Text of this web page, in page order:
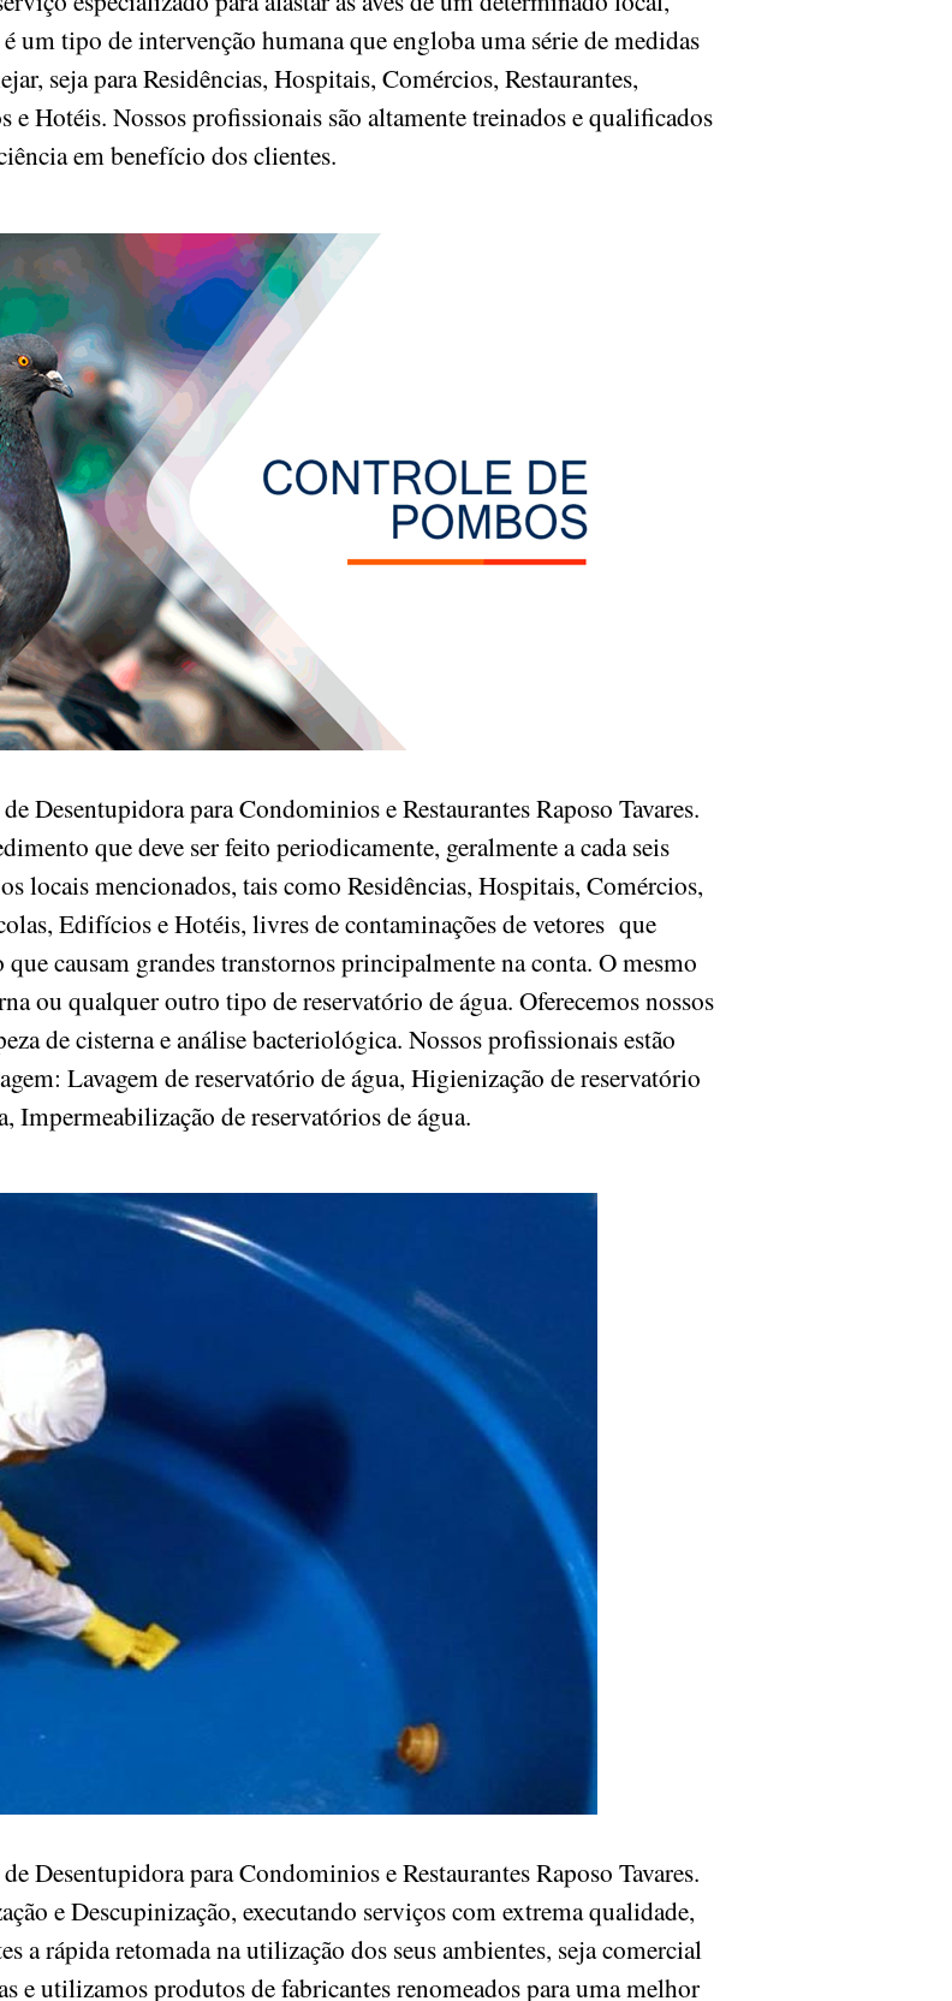
um tipo de intervenção humana que engloba uma série de medidas
seja para Residências, Hospitais, Comércios, Restaurantes,
Hotéis. Nossos profissionais são altamente treinados e qualificados
em benefício dos clientes.
Desentupidora para Condominios e Restaurantes Raposo Tavares.
que deve ser feito periodicamente, geralmente a cada seis
locais mencionados, tais como Residências, Hospitais, Comércios,
Edifícios e Hotéis, livres de contaminações de vetores que
que causam grandes transtornos principalmente na conta. O mesmo
ou qualquer outro tipo de reservatório de água. Oferecemos nossos
de cisterna e análise bacteriológica. Nossos profissionais estão
Lavagem de reservatório de água, Higienização de reservatório
Impermeabilização de reservatórios de água.
Desentupidora para Condominios e Restaurantes Raposo Tavares.
e Descupinização, executando serviços com extrema qualidade,
a rápida retomada na utilização dos seus ambientes, seja comercial
e utilizamos produtos de fabricantes renomeados para uma melhor